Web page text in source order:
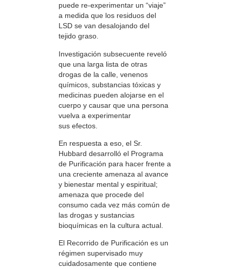
puede re-experimentar un “viaje”
a medida que los residuos del
LSD se van desalojando del
tejido graso.
Investigación subsecuente reveló
que una larga lista de otras
drogas de la calle, venenos
químicos, substancias tóxicas y
medicinas pueden alojarse en el
cuerpo y causar que una persona
vuelva a experimentar
sus efectos.
En respuesta a eso, el Sr.
Hubbard desarrolló el Programa
de Purificación para hacer frente a
una creciente amenaza al avance
y bienestar mental y espiritual;
amenaza que procede del
consumo cada vez más común de
las drogas y sustancias
bioquímicas en la cultura actual.
El Recorrido de Purificación es un
régimen supervisado muy
cuidadosamente que contiene